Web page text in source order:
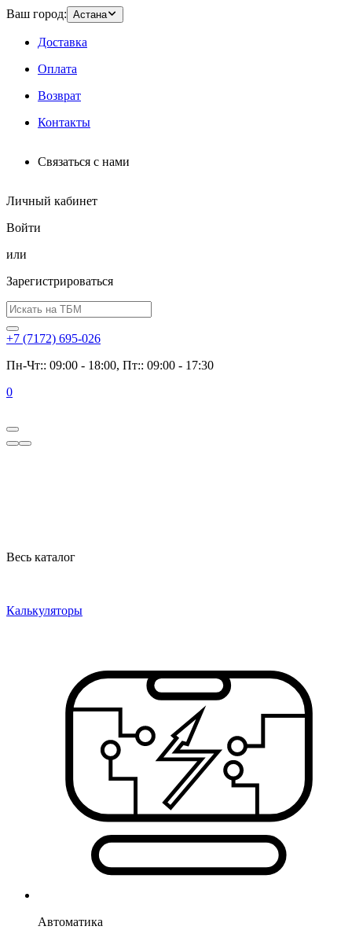
Ваш город: Астана
Доставка
Оплата
Возврат
Контакты
Связаться с нами
Личный кабинет
Войти
или
Зарегистрироваться
+7 (7172) 695-026
Пн-Чт:: 09:00 - 18:00, Пт:: 09:00 - 17:30
0
Весь каталог
Калькуляторы
Автоматика